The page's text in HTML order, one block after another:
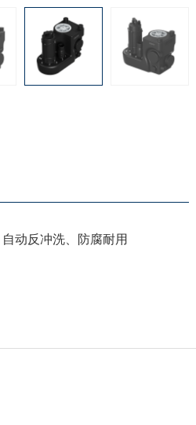
动反冲洗、防腐耐用